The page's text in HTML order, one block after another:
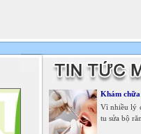
Khám
Vì nhiều lý
tu sửa bộ